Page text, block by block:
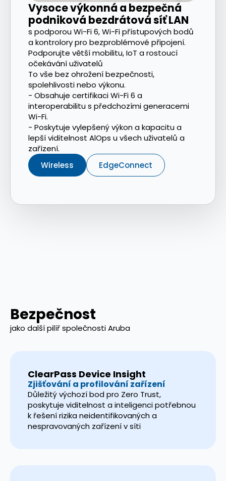
Vysoce výkonná a bezpečná
podniková bezdrátová síť LAN
s podporou Wi-Fi 6, Wi-Fi přístupových bodů
a kontrolory pro bezproblémové připojení.
Podporujte větší mobilitu, IoT a rostoucí
očekávání uživatelů
To vše bez ohrožení bezpečnosti,
spolehlivosti nebo výkonu.
- Obsahuje certifikaci Wi-Fi 6 a
interoperabilitu s předchozími generacemi
Wi-Fi.
- Poskytuje vylepšený výkon a kapacitu a
lepší viditelnost AlOps u všech uživatelů a
zařízení.
Wireless
EdgeConnect
Bezpečnost
jako další pilíř společnosti Aruba
ClearPass Device Insight
Zjišťování a profilování zařízení
Důležitý výchozí bod pro Zero Trust,
poskytuje viditelnost a inteligenci potřebnou
k řešení rizika neidentifikovaných a
nespravovaných zařízení v síti